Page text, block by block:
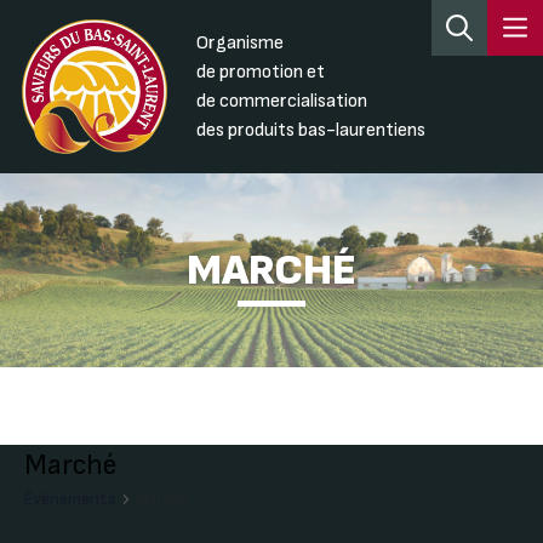
Organisme
de promotion et
de commercialisation
des produits bas-laurentiens
MARCHÉ
Marché